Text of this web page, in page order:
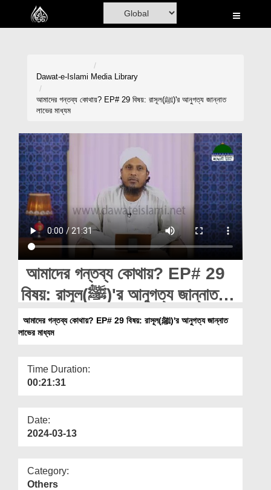
Home
Madani Channel
Volunteer Portal
Rohani Ilaj
Donation
Blog
Magazine
Departments
Our Websites
More
Dawat-e-Islami Media Library
আমাদের গন্তব্য কোথায়? EP# 29 বিষয়: রাসূল(ﷺ)'র আনুগত্য জান্নাত
লাভের মাধ্যম
আমাদের গন্তব্য কোথায়? EP# 29
বিষয়: রাসূল(ﷺ)'র আনুগত্য জান্নাত
লাভের মাধ্যম
আমাদের গন্তব্য কোথায়? EP# 29 বিষয়: রাসূল(ﷺ)'র আনুগত্য জান্নাত
লাভের মাধ্যম
Time Duration:
00:21:31
Date:
2024-03-13
Category:
Others